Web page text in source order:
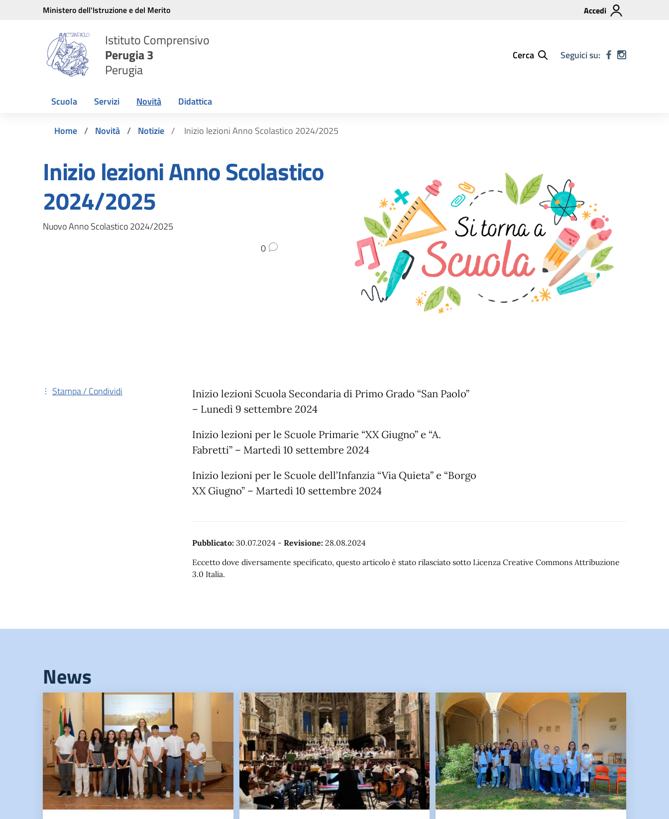
Vai ai contenuti
Vai al menu di navigazione
Ministero dell'Istruzione e del Merito Accedi
Istituto Comprensivo
Perugia 3
Perugia
Cerca Seguici su:
Scuola Servizi Novità Didattica
Home Novità Notizie Inizio lezioni Anno Scolastico 2024/2025
Inizio lezioni Anno Scolastico
2024/2025
Nuovo Anno Scolastico 2024/2025
0
Inizio lezioni Scuola Secondaria di Primo Grado “San Paolo”
– Lunedì 9 settembre 2024
Inizio lezioni per le Scuole Primarie “XX Giugno” e “A.
Fabretti” – Martedì 10 settembre 2024
Inizio lezioni per le Scuole dell’Infanzia “Via Quieta” e “Borgo
XX Giugno” – Martedì 10 settembre 2024
Pubblicato: 30.07.2024 - Revisione: 28.08.2024
Eccetto dove diversamente specificato, questo articolo è stato rilasciato sotto Licenza Creative Commons Attribuzione
3.0 Italia.
Stampa / Condividi
News